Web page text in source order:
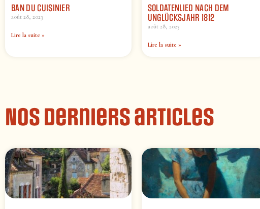
BAN DU CUISINIER
août 28, 2023
Lire la suite »
SOLDATENLIED NACH DEM
UNGLÜCKSJAHR 1812
août 28, 2023
Lire la suite »
Nos derniers articles